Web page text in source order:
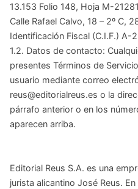
13.153 Folio 148, Hoja M-
Calle Rafael Calvo, 18 – 2º C,
Identificación Fiscal (C.I.F.) A-
1.2. Datos de contacto:
presentes Términos de
usuario mediante correo
reus@editorialreus.es o la
párrafo anterior o en los
aparecen arriba.
Editorial Reus S.A. es una
jurista alicantino José Reus.